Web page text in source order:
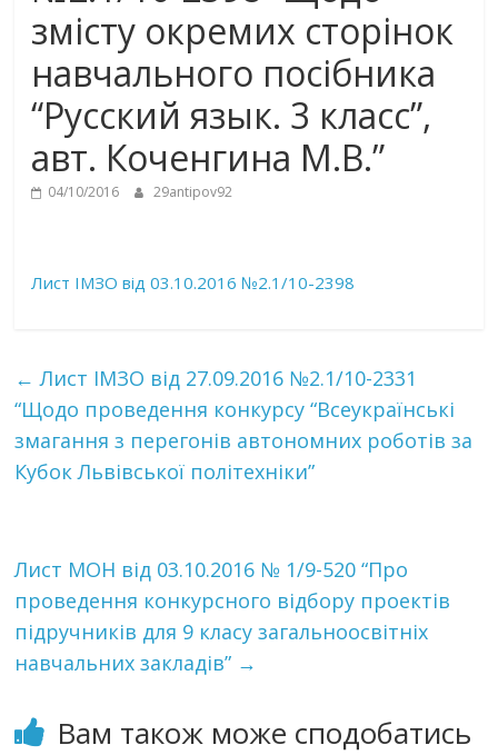
змісту окремих сторінок
навчального посібника
“Русский язык. 3 класс”,
авт. Коченгина М.В.”
04/10/2016 29antipov92
Лист ІМЗО від 03.10.2016 №2.1/10-2398
← Лист ІМЗО від 27.09.2016 №2.1/10-2331
“Щодо проведення конкурсу “Всеукраїнські
змагання з перегонів автономних роботів за
Кубок Львівської політехніки”
Лист МОН від 03.10.2016 № 1/9-520 “Про
проведення конкурсного відбору проектів
підручників для 9 класу загальноосвітніх
навчальних закладів” →
Вам також може сподобатись